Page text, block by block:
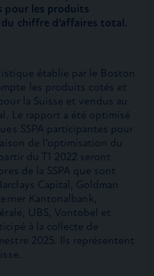
pour les produits
chiffre d’affaires total.
établie par le Boston
les produits cotés et
la Suisse et vendus au
Le rapport a été optimisé
SSPA participantes pour
de l’optimisation du
du T1 2022 seront
de la SSPA que sont
Capital, Goldman
Kantonalbank,
UBS, Vontobel et
à la collecte de
2025. Ils représentent